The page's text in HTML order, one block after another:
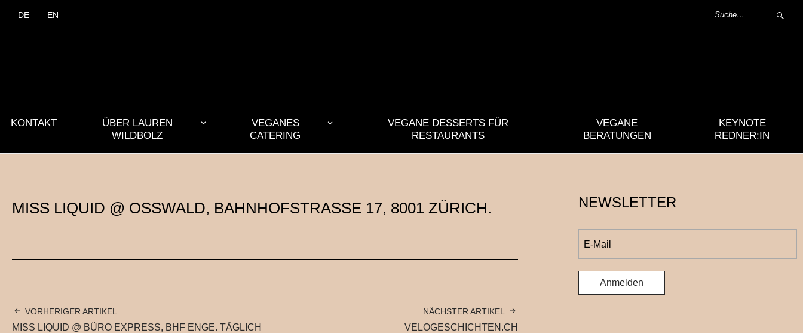
DE EN
KONTAKT
ÜBER LAUREN
WILDBOLZ
VEGANES
CATERING
VEGANE DESSERTS FÜR
RESTAURANTS
VEGANE
BERATUNGEN
KEYNOTE
REDNER:IN
MISS LIQUID @ OSSWALD, BAHNHOFSTRASSE 17, 8001 ZÜRICH.
VORHERIGER ARTIKEL
MISS LIQUID @ BÜRO EXPRESS, BHF ENGE. TÄGLICH
NÄCHSTER ARTIKEL
VELOGESCHICHTEN.CH
NEWSLETTER